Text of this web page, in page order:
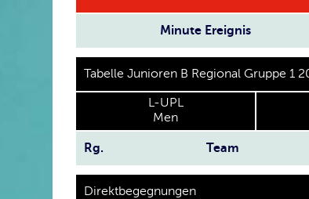
Minute Ereignis
Tabelle Junioren B Regional Gruppe 1
L-UPL
Men
Rg. Team
Direktbegegnungen